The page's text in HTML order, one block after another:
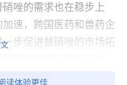
唑的需求也在稳步上
速，跨国医药和兽药企
步促进替硝唑的市场拓
和市场需求的多样化，
进一步扩大。
读体验更佳